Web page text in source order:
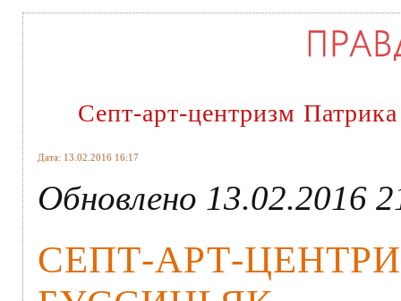
Септ-арт-центризм
Дата: 13.02.2016 16:17
Обновлено 13.02.2016
СЕПТ-АРТ-